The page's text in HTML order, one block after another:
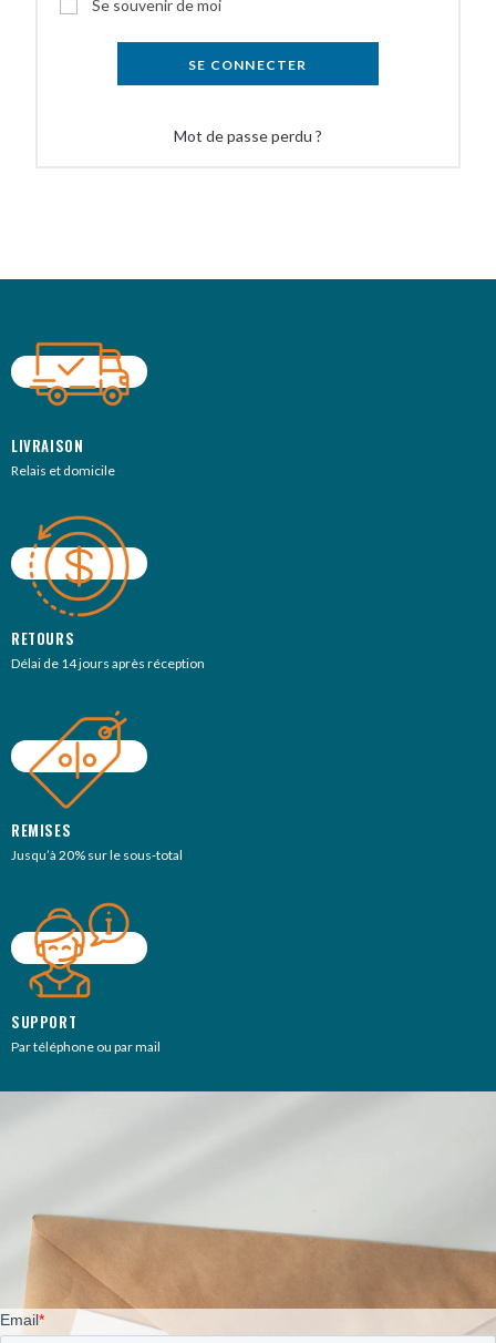
Se souvenir de moi
SE CONNECTER
Mot de passe perdu ?
LIVRAISON
Relais et domicile
RETOURS
Délai de 14 jours après réception
REMISES
Jusqu’à 20% sur le sous-total
SUPPORT
Par téléphone ou par mail